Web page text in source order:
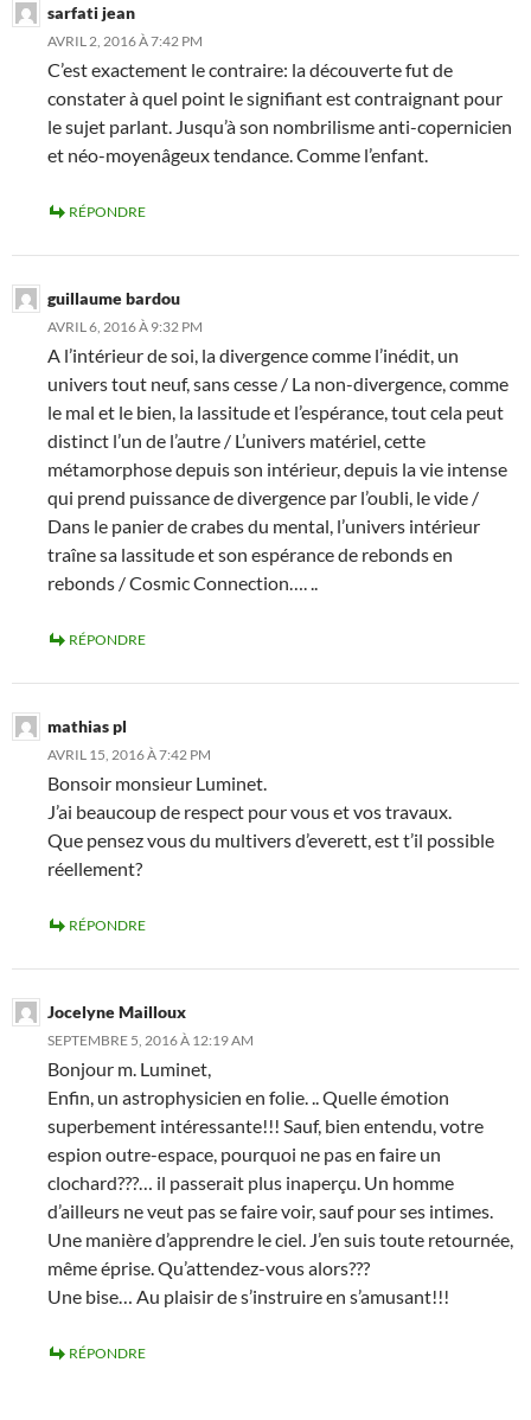
sarfati jean
AVRIL 2, 2016 À 7:42 PM
C’est exactement le contraire: la découverte fut de
constater à quel point le signifiant est contraignant pour
le sujet parlant. Jusqu’à son nombrilisme anti-copernicien
et néo-moyenâgeux tendance. Comme l’enfant.
RÉPONDRE
guillaume bardou
AVRIL 6, 2016 À 9:32 PM
A l’intérieur de soi, la divergence comme l’inédit, un
univers tout neuf, sans cesse / La non-divergence, comme
le mal et le bien, la lassitude et l’espérance, tout cela peut
distinct l’un de l’autre / L’univers matériel, cette
métamorphose depuis son intérieur, depuis la vie intense
qui prend puissance de divergence par l’oubli, le vide /
Dans le panier de crabes du mental, l’univers intérieur
traîne sa lassitude et son espérance de rebonds en
rebonds / Cosmic Connection…. ..
RÉPONDRE
mathias pl
AVRIL 15, 2016 À 7:42 PM
Bonsoir monsieur Luminet.
J’ai beaucoup de respect pour vous et vos travaux.
Que pensez vous du multivers d’everett, est t’il possible
réellement?
RÉPONDRE
Jocelyne Mailloux
SEPTEMBRE 5, 2016 À 12:19 AM
Bonjour m. Luminet,
Enfin, un astrophysicien en folie. .. Quelle émotion
superbement intéressante!!! Sauf, bien entendu, votre
espion outre-espace, pourquoi ne pas en faire un
clochard???… il passerait plus inaperçu. Un homme
d’ailleurs ne veut pas se faire voir, sauf pour ses intimes.
Une manière d’apprendre le ciel. J’en suis toute retournée,
même éprise. Qu’attendez-vous alors???
Une bise… Au plaisir de s’instruire en s’amusant!!!
RÉPONDRE